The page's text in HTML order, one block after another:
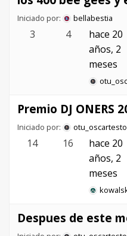
Iniciado por: bellabestia
3 4
hace 20
años, 2
meses
Premio DJ ONERS
Iniciado por:
14 16
hace 20
años, 2
meses
Despues de este